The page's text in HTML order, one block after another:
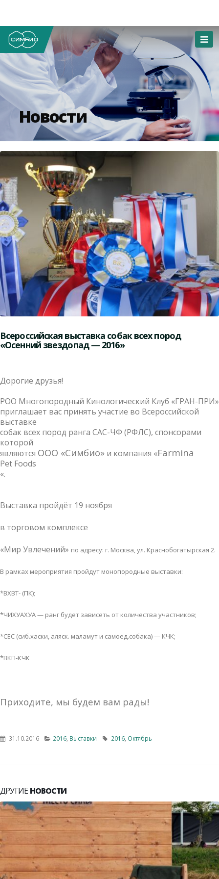
Новости
Всероссийская выставка собак всех пород
«Осенний звездопад — 2016»
Дорогие друзья!
РОО Многопородный Кинологический Клуб «ГРАН-ПРИ»
приглашает вас принять участие во Всероссийской
выставке
собак всех пород ранга САС-ЧФ (РФЛС), спонсорами
которой
являются ООО «Симбио» и компания «Farmina
Pet Foods
«.
Выставка пройдёт 19 ноября
в торговом комплексе
«Мир Увлечений» по адресу: г. Москва, ул. Краснобогатырская 2.
В рамках мероприятия пройдут монопородные выставки:
*ВХВТ- (ПК);
*ЧИХУАХУА — ранг будет зависеть от количества участников;
*СЕС (сиб.хаски, аляск. маламут и самоед.собака) — КЧК;
*ВКП-КЧК
Приходите, мы будем вам рады!
31.10.2016 2016 Выставки 2016 Октябрь
ДРУГИЕ НОВОСТИ